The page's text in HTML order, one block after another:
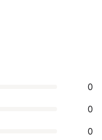
0
0
0